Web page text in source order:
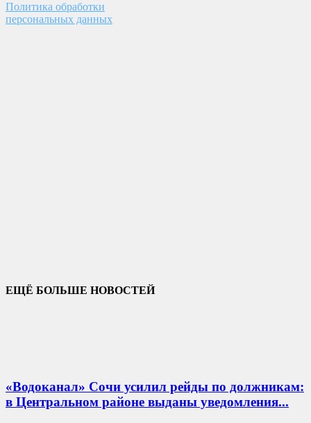
Политика обработки
персональных данных
ЕЩЁ БОЛЬШЕ НОВОСТЕЙ
«Водоканал» Сочи усилил рейды по должникам:
в Центральном районе выданы уведомления...